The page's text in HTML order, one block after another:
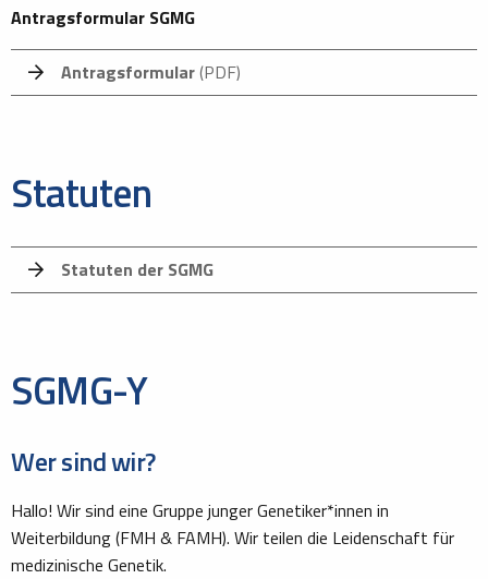
Antragsformular SGMG
Antragsformular(PDF)
Statuten
Statuten der SGMG
SGMG-Y
Wer sind wir?
Hallo! Wir sind eine Gruppe junger Genetiker*innen in
Weiterbildung (FMH & FAMH). Wir teilen die Leidenschaft für
medizinische Genetik.